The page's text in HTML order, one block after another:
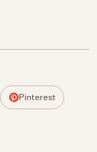
Pinterest